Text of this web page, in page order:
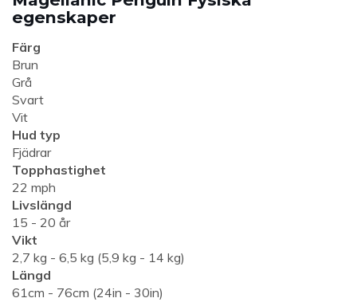
egenskaper
Färg
Brun
Grå
Svart
Vit
Hud typ
Fjädrar
Topphastighet
22 mph
Livslängd
15 - 20 år
Vikt
2,7 kg - 6,5 kg (5,9 kg - 14 kg)
Längd
61cm - 76cm (24in - 30in)